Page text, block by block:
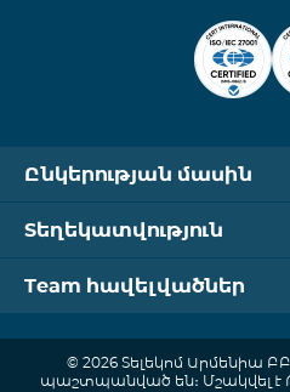
Ընկերության մասին
Տեղեկատվություն
Team հավելվածներ
© 2026 Տելեկոմ Արմենիա
պաշտպանված են։ Մշակվել է